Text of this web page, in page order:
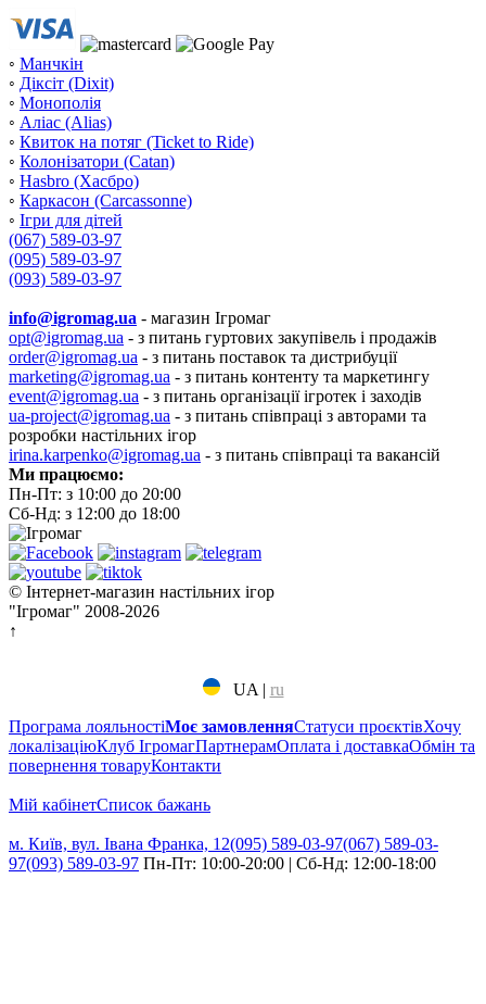
◦ Манчкін
◦ Діксіт (Dixit)
◦ Монополія
◦ Аліас (Alias)
◦ Квиток на потяг (Ticket to Ride)
◦ Колонізатори (Catan)
◦ Hasbro (Хасбро)
◦ Каркасон (Carcassonne)
◦ Ігри для дітей
(067) 589-03-97
(095) 589-03-97
(093) 589-03-97
info@igromag.ua - магазин Ігромаг
opt@igromag.ua - з питань гуртових закупівель і продажів
order@igromag.ua - з питань поставок та дистрибуції
marketing@igromag.ua - з питань контенту та маркетингу
event@igromag.ua - з питань організації ігротек і заходів
ua-project@igromag.ua - з питань співпраці з авторами та
розробки настільних ігор
irina.karpenko@igromag.ua - з питань співпраці та вакансій
Ми працюємо:
Пн-Пт: з 10:00 до 20:00
Сб-Нд: з 12:00 до 18:00
© Інтернет-магазин настільних ігор
"Ігромаг" 2008-2026
↑
UA | ru
Програма лояльностіМоє замовленняСтатуси проєктівХочу
локалізаціюКлуб ІгромагПартнерамОплата і доставкаОбмін та
повернення товаруКонтакти
Мій кабінетCписок бажань
м. Київ, вул. Івана Франка, 12(095) 589-03-97(067) 589-03-
97(093) 589-03-97 Пн-Пт: 10:00-20:00 | Сб-Нд: 12:00-18:00